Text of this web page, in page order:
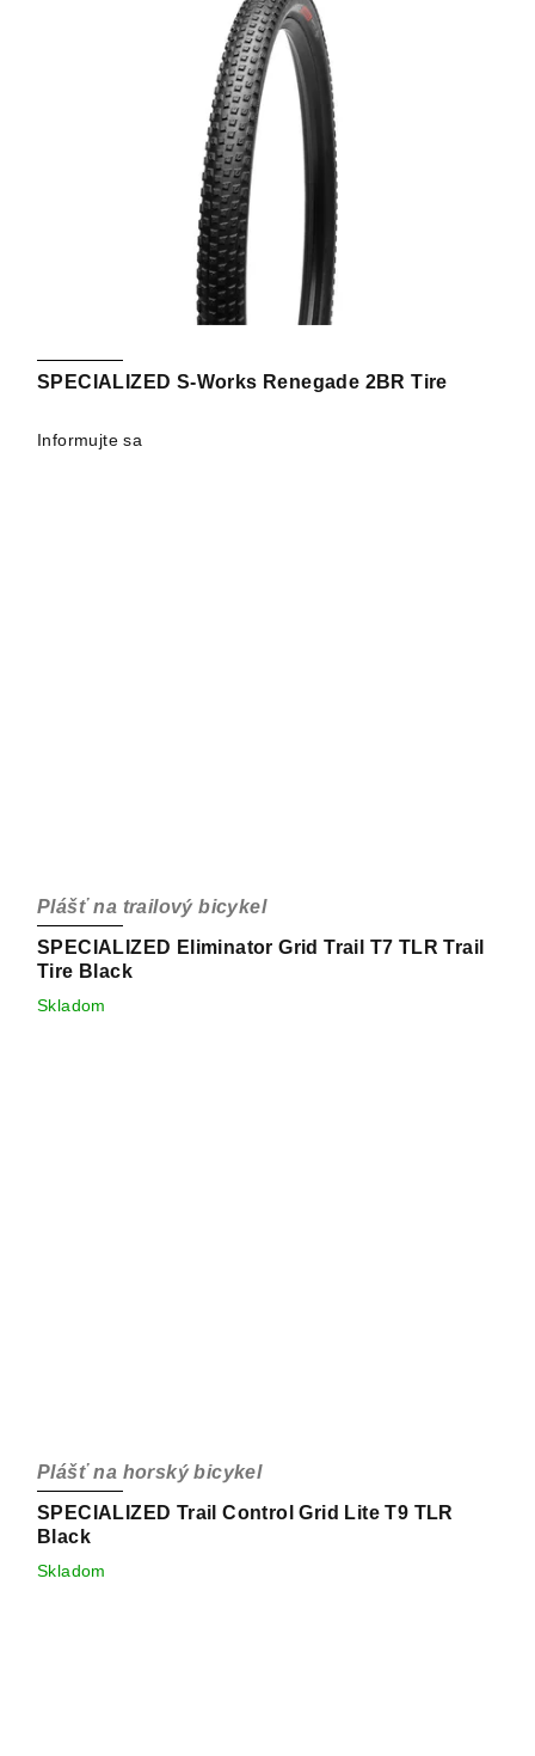
SPECIALIZED S-Works Renegade 2BR Tire
Informujte sa
SPECIALIZED Eliminator Grid Trail T7 TLR Trail
Tire Black
Plášť na trailový bicykel
Skladom
SPECIALIZED Trail Control Grid Lite T9 TLR
Black
Plášť na horský bicykel
Skladom